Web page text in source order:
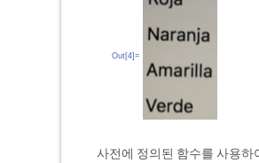
Out[4]=
사전에 정의된 함수를 사용하